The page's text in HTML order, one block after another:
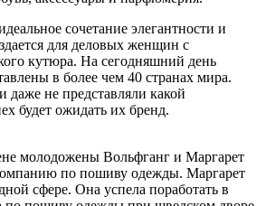
сочетание элегантности и
для деловых женщин с
кутюра. На сегодняшний день
в более чем 40 странах мира.
даже не представляли какой
будет ожидать их бренд.
молодожены Вольфганг и Маргарет
по пошиву одежды. Маргарет
сфере. Она успела поработать в